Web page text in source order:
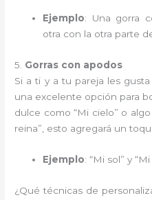
Ejemplo: Una gorra
otra con la otra parte
5. Gorras con apodos
Si a ti y a tu pareja les
una excelente opción para
dulce como “Mi cielo” o
reina”, esto agregará un
Ejemplo: “Mi sol” y “Mi
¿Qué técnicas de